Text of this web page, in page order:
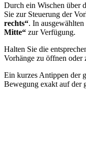
Durch ein Wischen über
Sie zur Steuerung der
rechts“. In
Mitte“ zur Verfügung.
Halten Sie die
Vorhänge zu öffnen oder
Ein kurzes Antippen der
Bewegung exakt auf der